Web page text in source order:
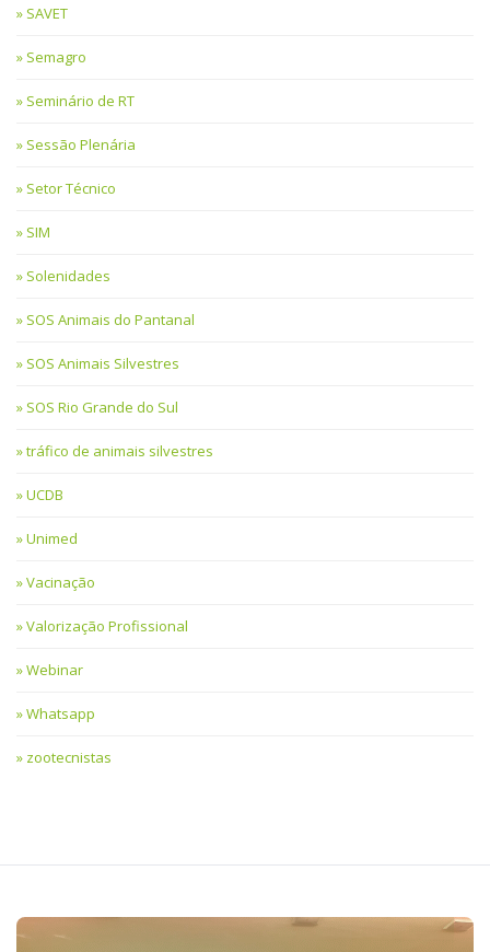
SAVET
Semagro
Seminário de RT
Sessão Plenária
Setor Técnico
SIM
Solenidades
SOS Animais do Pantanal
SOS Animais Silvestres
SOS Rio Grande do Sul
tráfico de animais silvestres
UCDB
Unimed
Vacinação
Valorização Profissional
Webinar
Whatsapp
zootecnistas